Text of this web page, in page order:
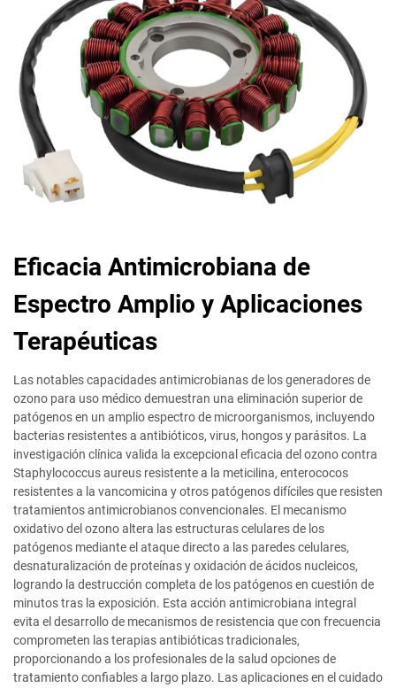
Eficacia Antimicrobiana de
Espectro Amplio y Aplicaciones
Terapéuticas
Las notables capacidades antimicrobianas de los generadores de
ozono para uso médico demuestran una eliminación superior de
patógenos en un amplio espectro de microorganismos, incluyendo
bacterias resistentes a antibióticos, virus, hongos y parásitos. La
investigación clínica valida la excepcional eficacia del ozono contra
Staphylococcus aureus resistente a la meticilina, enterococos
resistentes a la vancomicina y otros patógenos difíciles que resisten
tratamientos antimicrobianos convencionales. El mecanismo
oxidativo del ozono altera las estructuras celulares de los
patógenos mediante el ataque directo a las paredes celulares,
desnaturalización de proteínas y oxidación de ácidos nucleicos,
logrando la destrucción completa de los patógenos en cuestión de
minutos tras la exposición. Esta acción antimicrobiana integral
evita el desarrollo de mecanismos de resistencia que con frecuencia
comprometen las terapias antibióticas tradicionales,
proporcionando a los profesionales de la salud opciones de
tratamiento confiables a largo plazo. Las aplicaciones en el cuidado